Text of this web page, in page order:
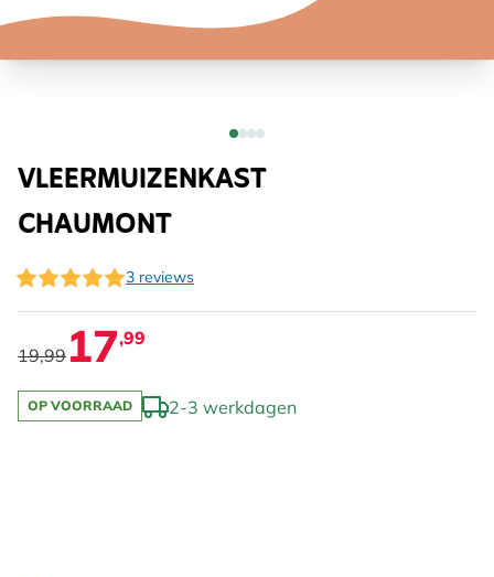
VLEERMUIZENKAST
CHAUMONT
3 reviews
19,99 17,99
OP VOORRAAD 2-3 werkdagen